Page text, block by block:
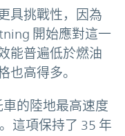
具挑戰性，因為
開始應對這一
能普遍低於燃油
也高得多。
的陸地最高速度
這項保持了 35 年